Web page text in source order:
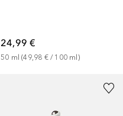
24,99 €
50 ml (49,98 € / 100 ml )